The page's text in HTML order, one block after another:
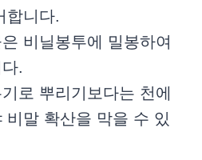
합니다.
비닐봉투에 밀봉하여
.
로 뿌리기보다는 천에
비말 확산을 막을 수 있